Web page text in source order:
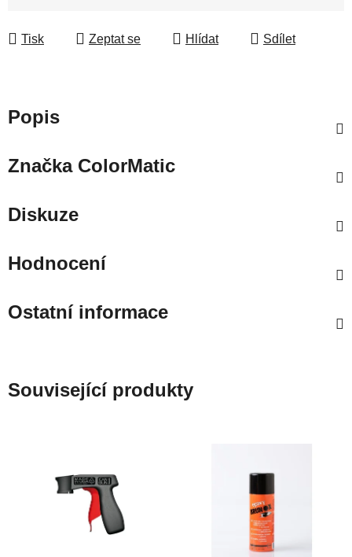
Tisk Zeptat se Hlídat Sdílet
Popis
ZnačkaColorMatic
Diskuze
Hodnocení
Ostatní informace
Související produkty